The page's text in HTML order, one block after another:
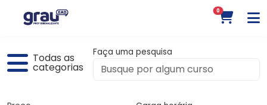
0
Todas as
categorias
Faça uma pesquisa